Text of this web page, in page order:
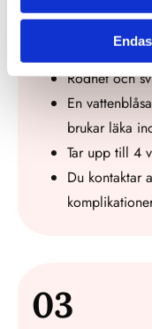
KOMPLIKATIONER
Rödhet och
En
brukar läka
Tar upp till 4
Du kontaktar
03